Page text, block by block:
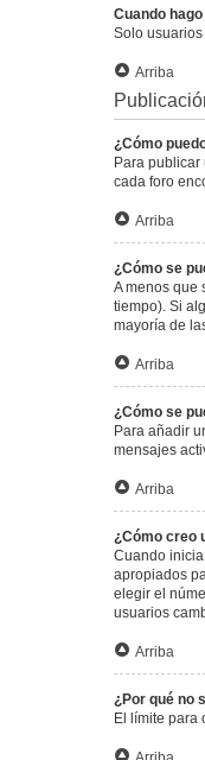
Cuando
Solo
Arriba
¿Cómo
Para
cada foro
Arriba
¿Cómo se
A menos que
tiempo). Si
mayoría de
Arriba
¿Cómo se
Para añadir
mensajes
Arriba
¿Cómo creo
Cuando
apropiados
elegir el
usuarios
Arriba
¿Por qué no
El límite para